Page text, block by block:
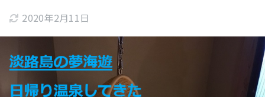
2020年2月11日